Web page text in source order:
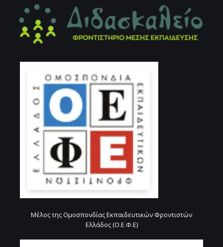
Μέλος της Ομοσπονδίας Εκπαιδευτικών Φροντιστών
Ελλάδος (Ο.Ε.Φ.Ε)